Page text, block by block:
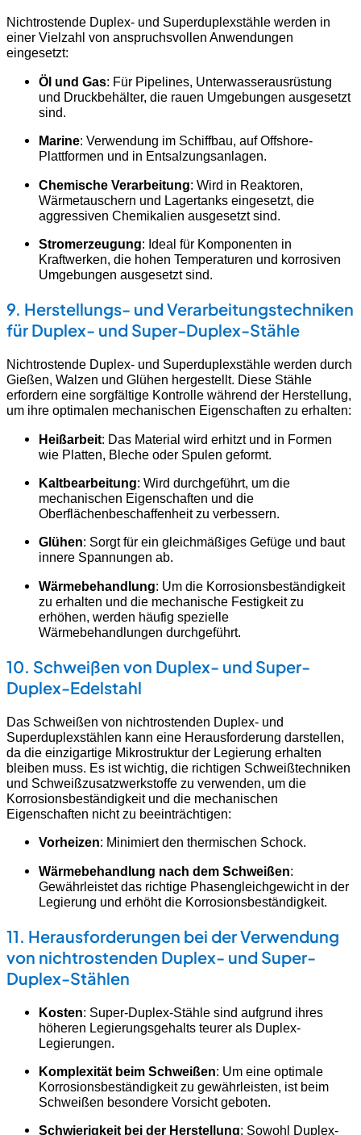
Nichtrostende Duplex- und Superduplexstähle werden in
einer Vielzahl von anspruchsvollen Anwendungen
eingesetzt:
Öl und Gas: Für Pipelines, Unterwasserausrüstung
und Druckbehälter, die rauen Umgebungen ausgesetzt
sind.
Marine: Verwendung im Schiffbau, auf Offshore-
Plattformen und in Entsalzungsanlagen.
Chemische Verarbeitung: Wird in Reaktoren,
Wärmetauschern und Lagertanks eingesetzt, die
aggressiven Chemikalien ausgesetzt sind.
Stromerzeugung: Ideal für Komponenten in
Kraftwerken, die hohen Temperaturen und korrosiven
Umgebungen ausgesetzt sind.
9. Herstellungs- und Verarbeitungstechniken
für Duplex- und Super-Duplex-Stähle
Nichtrostende Duplex- und Superduplexstähle werden durch
Gießen, Walzen und Glühen hergestellt. Diese Stähle
erfordern eine sorgfältige Kontrolle während der Herstellung,
um ihre optimalen mechanischen Eigenschaften zu erhalten:
Heißarbeit: Das Material wird erhitzt und in Formen
wie Platten, Bleche oder Spulen geformt.
Kaltbearbeitung: Wird durchgeführt, um die
mechanischen Eigenschaften und die
Oberflächenbeschaffenheit zu verbessern.
Glühen: Sorgt für ein gleichmäßiges Gefüge und baut
innere Spannungen ab.
Wärmebehandlung: Um die Korrosionsbeständigkeit
zu erhalten und die mechanische Festigkeit zu
erhöhen, werden häufig spezielle
Wärmebehandlungen durchgeführt.
10. Schweißen von Duplex- und Super-
Duplex-Edelstahl
Das Schweißen von nichtrostenden Duplex- und
Superduplexstählen kann eine Herausforderung darstellen,
da die einzigartige Mikrostruktur der Legierung erhalten
bleiben muss. Es ist wichtig, die richtigen Schweißtechniken
und Schweißzusatzwerkstoffe zu verwenden, um die
Korrosionsbeständigkeit und die mechanischen
Eigenschaften nicht zu beeinträchtigen:
Vorheizen: Minimiert den thermischen Schock.
Wärmebehandlung nach dem Schweißen:
Gewährleistet das richtige Phasengleichgewicht in der
Legierung und erhöht die Korrosionsbeständigkeit.
11. Herausforderungen bei der Verwendung
von nichtrostenden Duplex- und Super-
Duplex-Stählen
Kosten: Super-Duplex-Stähle sind aufgrund ihres
höheren Legierungsgehalts teurer als Duplex-
Legierungen.
Komplexität beim Schweißen: Um eine optimale
Korrosionsbeständigkeit zu gewährleisten, ist beim
Schweißen besondere Vorsicht geboten.
Schwierigkeit bei der Herstellung: Sowohl Duplex-